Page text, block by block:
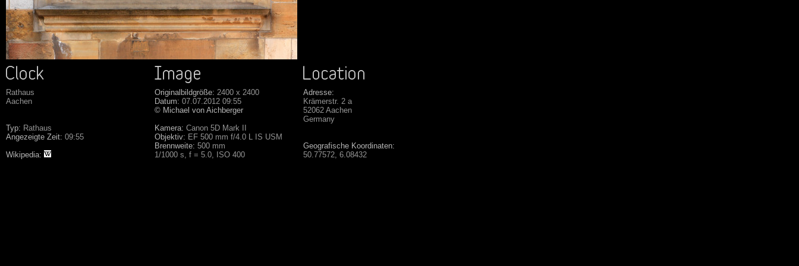
Rathaus
Aachen
Typ: Rathaus
Angezeigte Zeit: 09:55
Wikipedia:
Originalbildgröße: 2400 x 2400
Datum: 07.07.2012 09:55
© Michael von Aichberger
Kamera: Canon 5D Mark II
Objektiv: EF 500 mm f/4.0 L IS USM
Brennweite: 500 mm
1/1000 s, f = 5.0, ISO 400
Adresse:
Krämerstr. 2 a
52062 Aachen
Germany
Geografische Koordinaten:
50.77572, 6.08432